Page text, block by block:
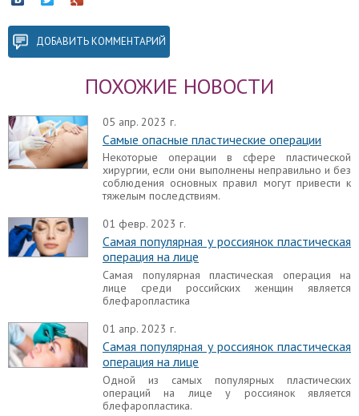
ДОБАВИТЬ КОММЕНТАРИЙ
ПОХОЖИЕ НОВОСТИ
05 апр. 2023 г.
Самые опасные пластические операции
Некоторые операции в сфере пластической
хирургии, если они выполнены неправильно и без
соблюдения основных правил могут привести к
тяжелым последствиям.
01 февр. 2023 г.
Самая популярная у россиянок пластическая
операция на лице
Самая популярная пластическая операция на
лице среди российских женщин является
блефаропластика
01 апр. 2023 г.
Самая популярная у россиянок пластическая
операция на лице
Одной из самых популярных пластических
операций на лице у россиянок является
блефаропластика.